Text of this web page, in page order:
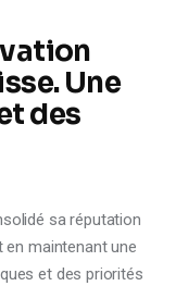
Une
des
sa réputation
maintenant une
et des priorités